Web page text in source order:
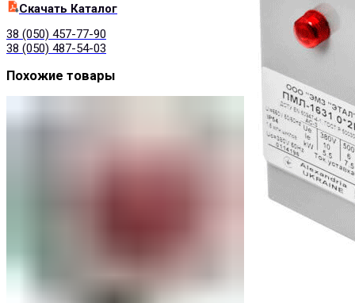
Cкачать Каталог
38 (050) 457-77-90
38 (050) 487-54-03
Похожие товары